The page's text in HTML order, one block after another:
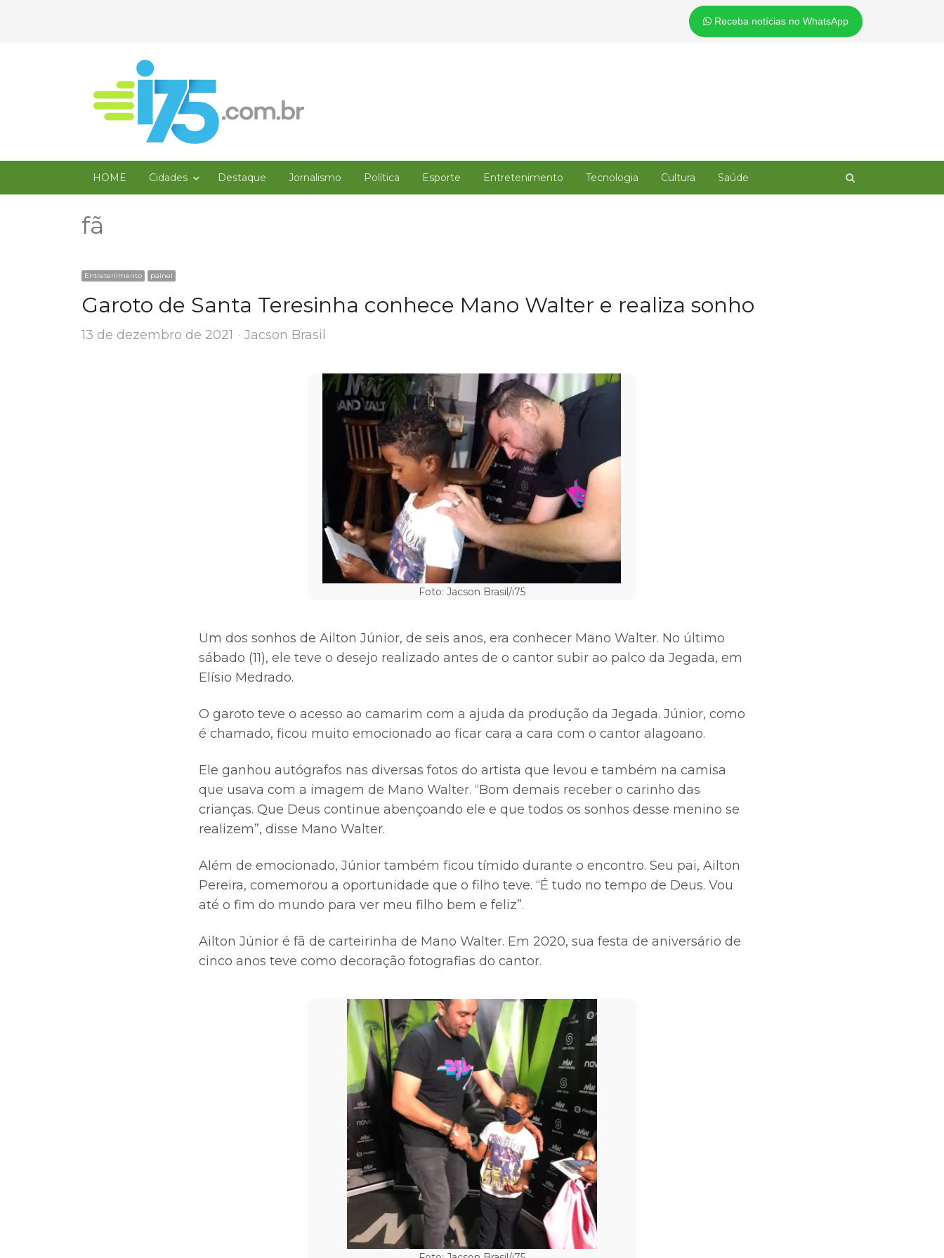
Receba notícias no WhatsApp
HOME Cidades Destaque Jornalismo Política Esporte Entretenimento Tecnologia Cultura Saúde
fã
Entretenimento painel
Garoto de Santa Teresinha conhece Mano Walter e realiza sonho
13 de dezembro de 2021 Author
Jacson Brasil
Foto: Jacson Brasil/i75
Um dos sonhos de Ailton Júnior, de seis anos, era conhecer Mano Walter. No último
sábado (11), ele teve o desejo realizado antes de o cantor subir ao palco da Jegada, em
Elísio Medrado.
O garoto teve o acesso ao camarim com a ajuda da produção da Jegada. Júnior, como
é chamado, ficou muito emocionado ao ficar cara a cara com o cantor alagoano.
Ele ganhou autógrafos nas diversas fotos do artista que levou e também na camisa
que usava com a imagem de Mano Walter. “Bom demais receber o carinho das
crianças. Que Deus continue abençoando ele e que todos os sonhos desse menino se
realizem”, disse Mano Walter.
Além de emocionado, Júnior também ficou tímido durante o encontro. Seu pai, Ailton
Pereira, comemorou a oportunidade que o filho teve. “É tudo no tempo de Deus. Vou
até o fim do mundo para ver meu filho bem e feliz”.
Ailton Júnior é fã de carteirinha de Mano Walter. Em 2020, sua festa de aniversário de
cinco anos teve como decoração fotografias do cantor.